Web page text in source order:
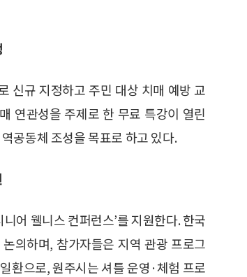
신규 지정하고 주민 대상 치매 예방 교
연관성을 주제로 한 무료 특강이 열린
공동체 조성을 목표로 하고 있다.
어 웰니스 컨퍼런스’를 지원한다. 한국
의하며, 참가자들은 지역 관광 프로그
환으로, 원주시는 셔틀 운영·체험 프로